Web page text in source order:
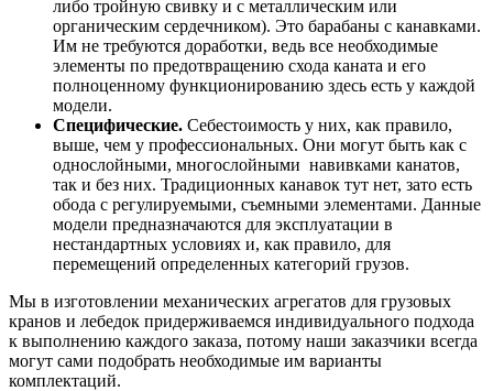
либо тройную свивку и с металлическим или
органическим сердечником). Это барабаны с канавками.
Им не требуются доработки, ведь все необходимые
элементы по предотвращению схода каната и его
полноценному функционированию здесь есть у каждой
модели.
Специфические. Себестоимость у них, как правило,
выше, чем у профессиональных. Они могут быть как с
однослойными, многослойными навивками канатов,
так и без них. Традиционных канавок тут нет, зато есть
обода с регулируемыми, съемными элементами. Данные
модели предназначаются для эксплуатации в
нестандартных условиях и, как правило, для
перемещений определенных категорий грузов.
Мы в изготовлении механических агрегатов для грузовых
кранов и лебедок придерживаемся индивидуального подхода
к выполнению каждого заказа, потому наши заказчики всегда
могут сами подобрать необходимые им варианты
комплектаций.